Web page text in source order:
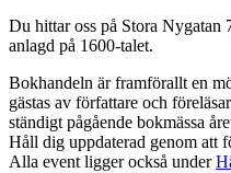
Du hittar oss på Stora Nygatan
anlagd på 1600-talet.
Bokhandeln är framförallt en
gästas av författare och
ständigt pågående bokmässa
Håll dig uppdaterad genom att
Alla event ligger också under